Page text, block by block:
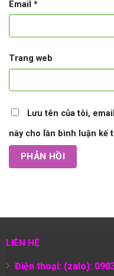
Email *
Trang web
Lưu tên của tôi,
này cho lần bình luận kế
LIÊN HỆ
Điện thoại: (zalo):